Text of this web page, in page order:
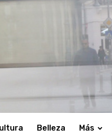
Belleza Más